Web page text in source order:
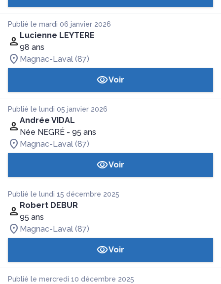
Publié le mardi 06 janvier 2026
Lucienne LEYTERE
98 ans
Magnac-Laval (87)
Voir
Publié le lundi 05 janvier 2026
Andrée VIDAL
Née NEGRÉ - 95 ans
Magnac-Laval (87)
Voir
Publié le lundi 15 décembre 2025
Robert DEBUR
95 ans
Magnac-Laval (87)
Voir
Publié le mercredi 10 décembre 2025